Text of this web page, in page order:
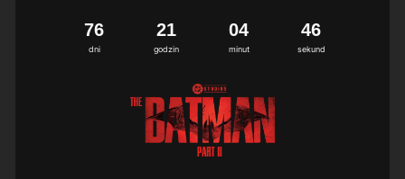
o
w
a
dni
76
godzin
21
minut
04
sekund
43
4